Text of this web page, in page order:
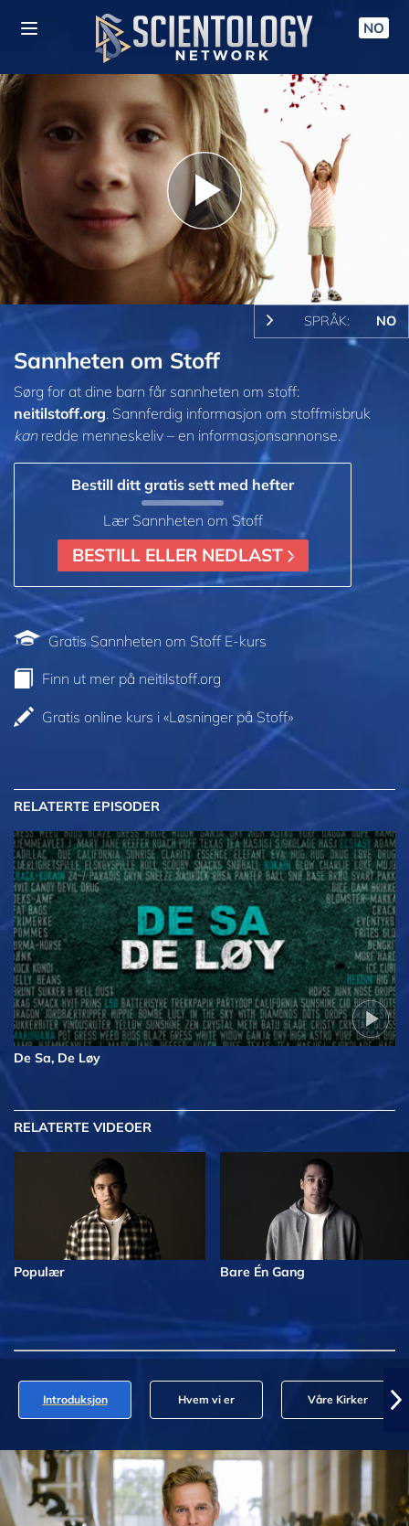
NO
Play
Video
SPRÅK: NO
Sannheten om Stoff
Sørg for at dine barn får sannheten om stoff:
neitilstoff.org. Sannferdig informasjon om stoffmisbruk
kanredde menneskeliv – en informasjonsannonse.
Bestill ditt gratis sett med hefter
Lær Sannheten om Stoff
BESTILL ELLER NEDLAST
Gratis Sannheten om Stoff E-kurs
Finn ut mer på neitilstoff.org
Gratis online kurs i «Løsninger på Stoff»
RELATERTE EPISODER
De Sa, De Løy
RELATERTE VIDEOER
Populær Bare Én Gang
Introduksjon Hvem vi er Våre Kirker